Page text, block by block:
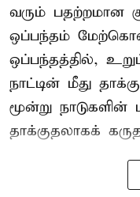
வரும் பதற்றமான
ஒப்பந்தம்
ஒப்பந்தத்தில்,
நாட்டின் மீது
மூன்று
தாக்குதலாகக்